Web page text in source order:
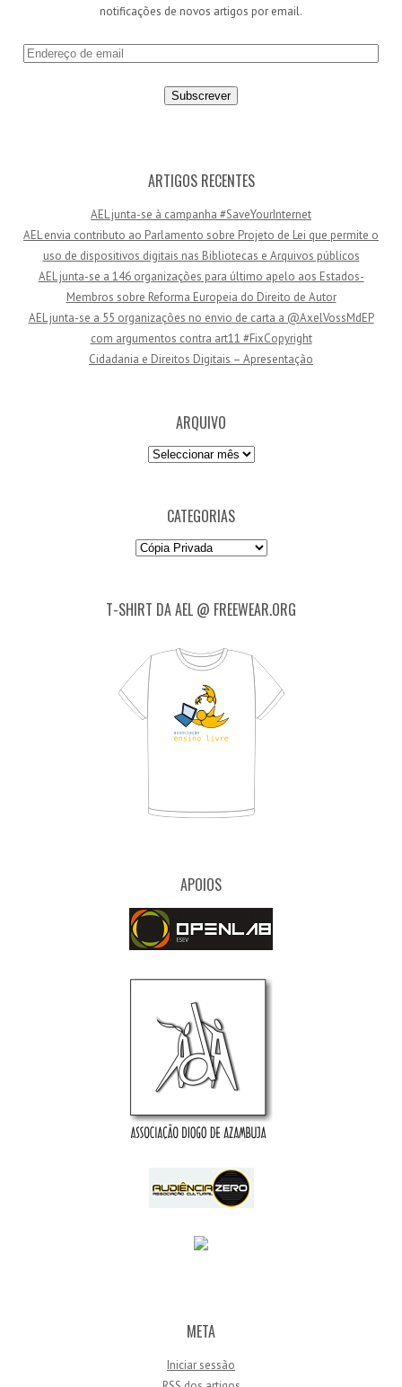
notificações de novos artigos por email.
E
e
ARTIGOS RECENTES
AEL junta-se à campanha #SaveYourInternet
AEL envia contributo ao Parlamento sobre Projeto de Lei que permite o
uso de dispositivos digitais nas Bibliotecas e Arquivos públicos
AEL junta-se a 146 organizações para último apelo aos Estados-
Membros sobre Reforma Europeia do Direito de Autor
AEL junta-se a 55 organizações no envio de carta a @AxelVossMdEP
com argumentos contra art11 #FixCopyright
Cidadania e Direitos Digitais – Apresentação
ARQUIVO
Arquivo
CATEGORIAS
Categorias
T-SHIRT DA AEL @ FREEWEAR.ORG
APOIOS
META
Iniciar sessão